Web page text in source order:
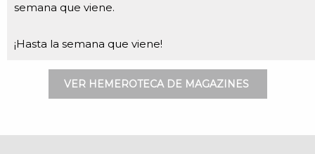
semana que viene.
¡Hasta la semana que viene!
VER HEMEROTECA DE MAGAZINES